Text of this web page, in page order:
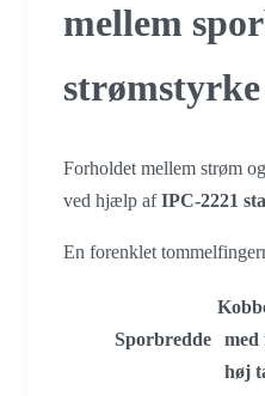
mellem
strømstyrke
Forholdet mellem strøm
ved hjælp afIPC-2221
En forenklet
Sporbredde
med
høj